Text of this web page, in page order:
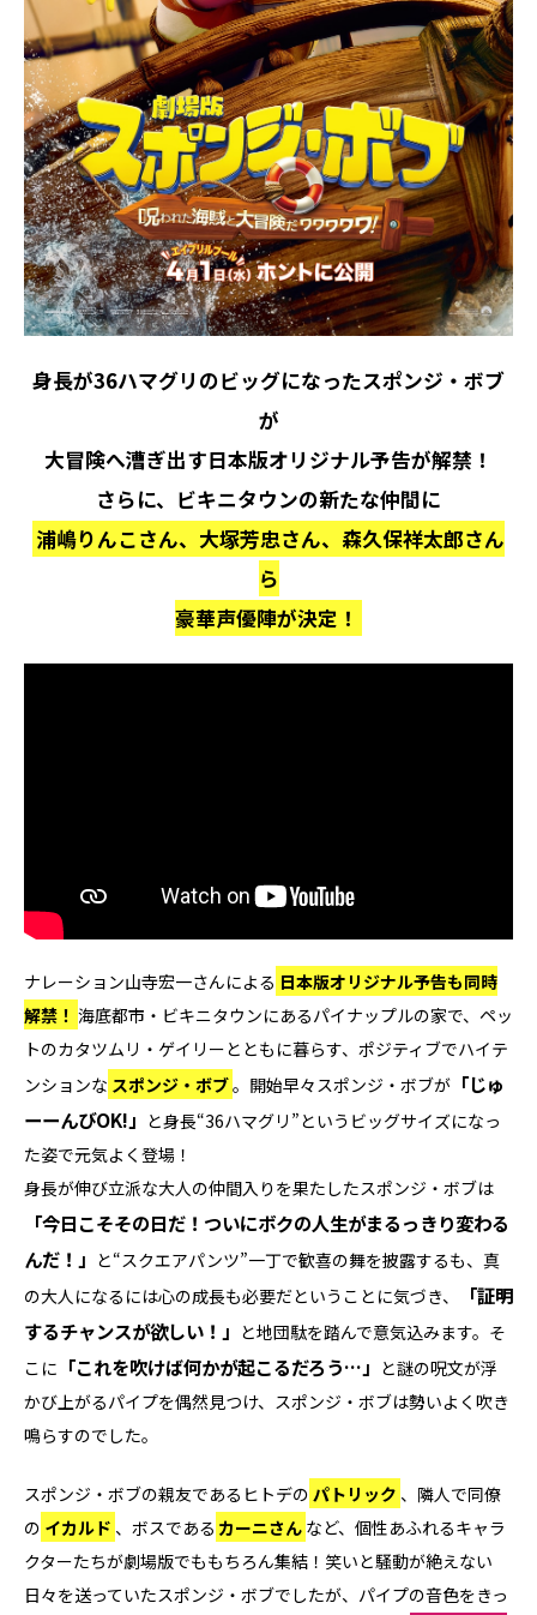
身長が36ハマグリのビッグになったスポンジ・ボブ
が
大冒険へ漕ぎ出す日本版オリジナル予告が解禁！
さらに、ビキニタウンの新たな仲間に
浦嶋りんこさん、大塚芳忠さん、森久保祥太郎さん
ら
豪華声優陣が決定！
ナレーション山寺宏一さんによる 日本版オリジナル予告も同時
解禁！ 海底都市・ビキニタウンにあるパイナップルの家で、ペッ
トのカタツムリ・ゲイリーとともに暮らす、ポジティブでハイテ
ンションな スポンジ・ボブ。開始早々スポンジ・ボブが「じゅ
ーーんびOK!」 と身長“36ハマグリ”というビッグサイズになっ
た姿で元気よく登場！
身長が伸び立派な大人の仲間入りを果たしたスポンジ・ボブは
「今日こそその日だ！ついにボクの人生がまるっきり変わる
んだ！」 と“スクエアパンツ”一丁で歓喜の舞を披露するも、真
の大人になるには心の成長も必要だということに気づき、
「証明
するチャンスが欲しい！」 と地団駄を踏んで意気込みます。そ
こに 「これを吹けば何かが起こるだろう…」 と謎の呪文が浮
かび上がるパイプを偶然見つけ、スポンジ・ボブは勢いよく吹き
鳴らすのでした。
スポンジ・ボブの親友であるヒトデの パトリック 、隣人で同僚
の イカルド 、ボスである カーニさん など、個性あふれるキャラ
クターたちが劇場版でももちろん集結！笑いと騒動が絶えない
日々を送っていたスポンジ・ボブでしたが、パイプの音色をきっ